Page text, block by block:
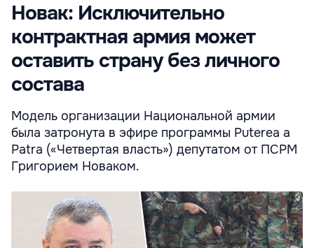
Новак: Исключительно
контрактная армия может
оставить страну без личного
состава
Модель организации Национальной армии
была затронута в эфире программы Puterea a
Patra («Четвертая власть») депутатом от ПСРМ
Григорием Новаком.